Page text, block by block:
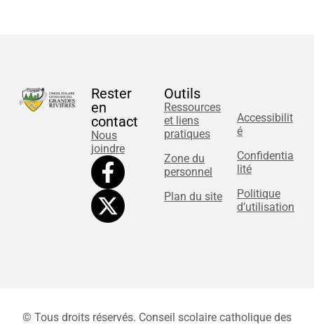
Rester
en
contact
Nous
joindre
Outils
Ressources
et liens
pratiques
Zone du
personnel
Plan du site
Accessibilit
é
Confidentia
lité
Politique
d’utilisation
© Tous droits réservés. Conseil scolaire catholique des